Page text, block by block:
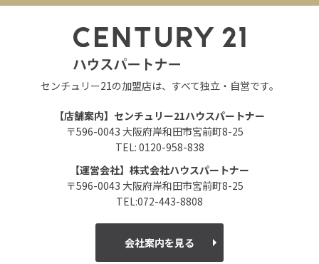
センチュリー21の加盟店は、すべて独立・自営です。
【店舗案内】センチュリー21ハウスパートナー
〒596-0043 大阪府岸和田市宮前町8-25
TEL: 0120-958-838
【運営会社】株式会社ハウスパートナー
〒596-0043 大阪府岸和田市宮前町8-25
TEL:072-443-8808
会社案内を見る